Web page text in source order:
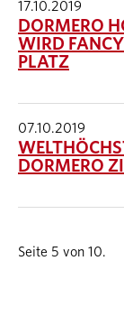
17.10.2019
DORMERO
WIRD
PLATZ
07.10.2019
DORMERO
Seite 5 von 10.